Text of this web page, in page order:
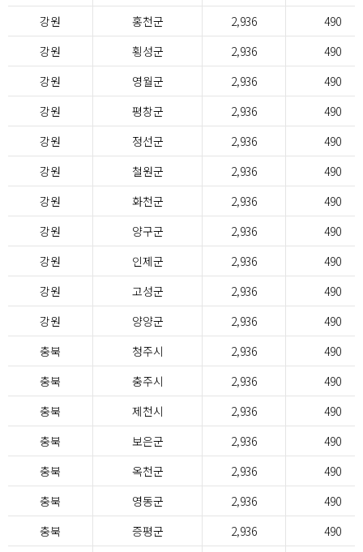
강원
홍천군 2,936
490
강원
횡성군 2,936
490
강원
영월군 2,936
490
강원
평창군 2,936
490
강원
정선군 2,936
490
강원
철원군 2,936
490
강원
화천군 2,936
490
강원
양구군 2,936
490
강원
인제군 2,936
490
강원
고성군 2,936
490
강원
양양군 2,936
490
충북
청주시 2,936
490
충북
충주시 2,936
490
충북
제천시 2,936
490
충북
보은군 2,936
490
충북
옥천군 2,936
490
충북
영동군 2,936
490
충북
증평군 2,936
490